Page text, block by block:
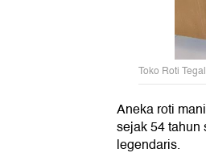
Toko Roti
Aneka roti
sejak 54 tahun
legendaris.